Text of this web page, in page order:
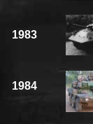
1983
1984